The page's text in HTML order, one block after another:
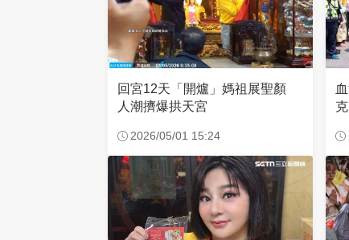
回宮12天「開爐」媽祖展聖顏
人潮擠爆拱天宮
2026/05/01 15:24
克